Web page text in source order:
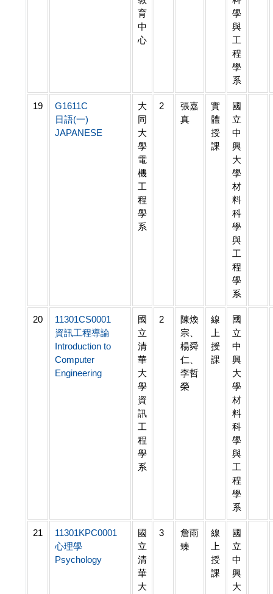
育
中
心
學
與
工
程
學
系
19
G1611C
日語(一)
JAPANESE
大
同
大
學
電
機
工
程
學
系
2
張嘉
真
實
體
授
課
國
立
中
興
大
學
材
料
科
學
與
工
程
學
系
20
11301CS0001
資訊工程導論
Introduction to
Computer
Engineering
國
立
清
華
大
學
資
訊
工
程
學
系
2
陳煥
宗、
楊舜
仁、
李哲
榮
線
上
授
課
國
立
中
興
大
學
材
料
科
學
與
工
程
學
系
21
11301KPC0001
心理學
Psychology
國
立
清
華
大
3
詹雨
臻
線
上
授
課
國
立
中
興
大